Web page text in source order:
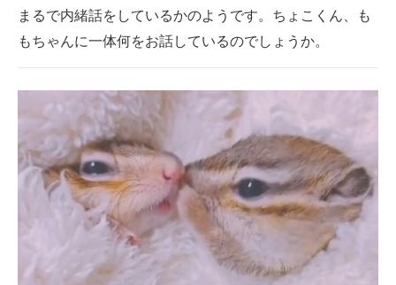
まるで内緒話をしているかのようです。ちょこくん、も
もちゃんに一体何をお話しているのでしょうか。